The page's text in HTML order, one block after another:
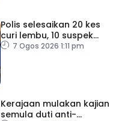
Polis selesaikan 20 kes
curi lembu, 10 suspek
diberkas
7 Ogos 2026 1:11 pm
Kerajaan mulakan kajian
semula duti anti-